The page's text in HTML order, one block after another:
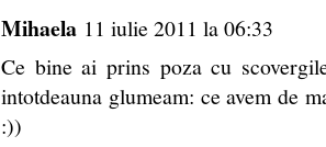
Mihaela 11 iulie 2011 la 06:33
Ce bine ai prins poza cu
intotdeauna glumeam: ce avem de
:))